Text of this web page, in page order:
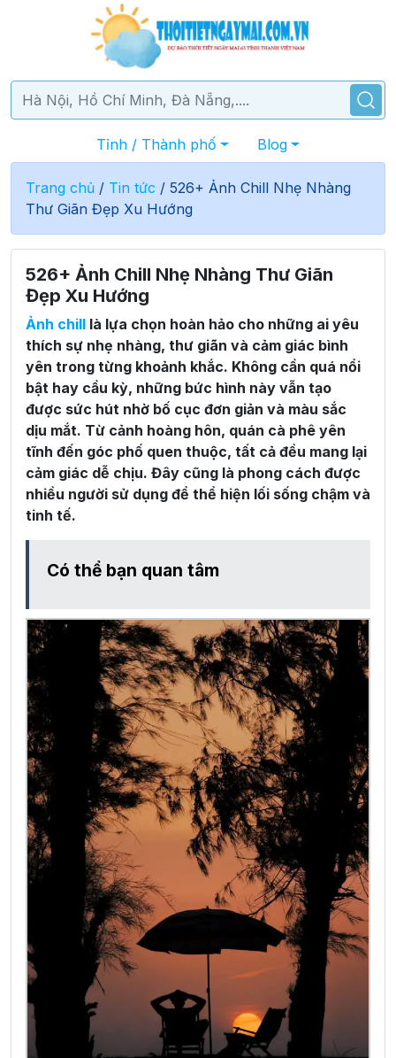
Tỉnh / Thành phố Blog
Trang chủ / Tin tức / 526+ Ảnh Chill Nhẹ Nhàng
Thư Giãn Đẹp Xu Hướng
526+ Ảnh Chill Nhẹ Nhàng Thư Giãn
Đẹp Xu Hướng
Ảnh chill là lựa chọn hoàn hảo cho những ai yêu
thích sự nhẹ nhàng, thư giãn và cảm giác bình
yên trong từng khoảnh khắc. Không cần quá nổi
bật hay cầu kỳ, những bức hình này vẫn tạo
được sức hút nhờ bố cục đơn giản và màu sắc
dịu mắt. Từ cảnh hoàng hôn, quán cà phê yên
tĩnh đến góc phố quen thuộc, tất cả đều mang lại
cảm giác dễ chịu. Đây cũng là phong cách được
nhiều người sử dụng để thể hiện lối sống chậm và
tinh tế.
Có thể bạn quan tâm